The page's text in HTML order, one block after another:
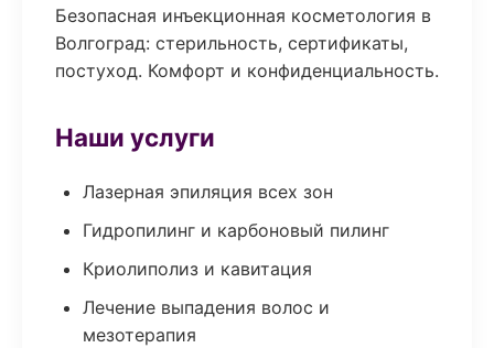
Безопасная инъекционная косметология в
Волгоград: стерильность, сертификаты,
постуход. Комфорт и конфиденциальность.
Наши услуги
Лазерная эпиляция всех зон
Гидропилинг и карбоновый пилинг
Криолиполиз и кавитация
Лечение выпадения волос и
мезотерапия